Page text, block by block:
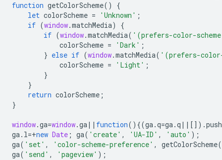
function getColorScheme()
{
let colorScheme = 'Unknown' ;
if (window.matchMedia)
{
if (window.matchMedia( '(prefers-color-
colorScheme = 'Dark' ;
} else if (window.matchMedia( '(prefers-
colorScheme = 'Light' ;
}
}
return colorScheme ;
}
window.ga=window.ga|| function(){(ga.q=ga.q || []).push
ga. l=+new Date ; ga( 'create' , 'UA-ID' , 'auto' );
ga( 'set' , 'color-scheme-preference' , getColorScheme
ga( 'send' , 'pageview' );